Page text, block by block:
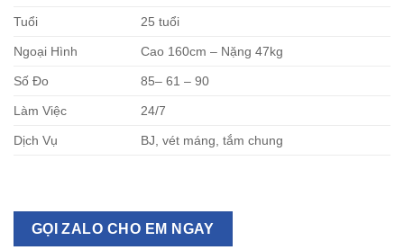
Tuổi 25 tuổi
Ngoại Hình Cao 160cm – Nặng 47kg
Số Đo 85– 61 – 90
Làm Việc 24/7
Dịch Vụ BJ, vét máng, tắm chung
GỌI ZALO CHO EM NGAY